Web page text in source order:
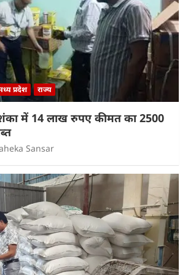
प्रदेश राज्य
में 14 लाख रुपए कीमत का 2500
Sansar